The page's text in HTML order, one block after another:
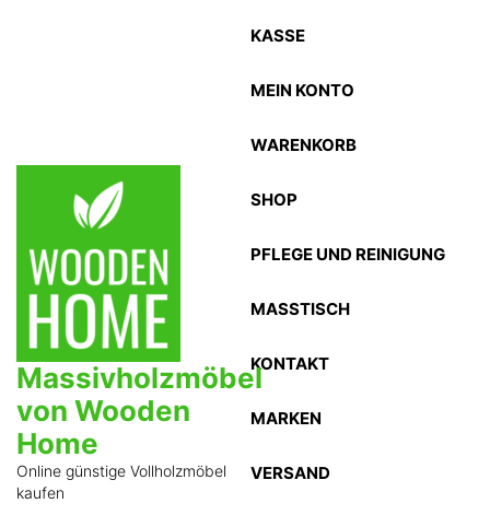
Massivholzmöbel
von Wooden
Home
Online günstige Vollholzmöbel
kaufen
KASSE
MEIN KONTO
WARENKORB
SHOP
PFLEGE UND REINIGUNG
MASSTISCH
KONTAKT
MARKEN
VERSAND